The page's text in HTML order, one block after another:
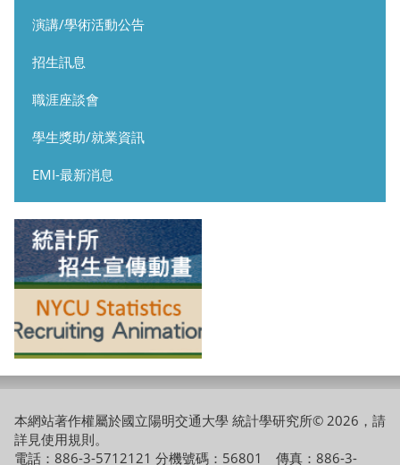
演講/學術活動公告
招生訊息
職涯座談會
學生獎助/就業資訊
EMI-最新消息
本網站著作權屬於國立陽明交通大學 統計學研究所© 2026，請
詳見使用規則。
電話：886-3-5712121 分機號碼：56801 傳真：886-3-